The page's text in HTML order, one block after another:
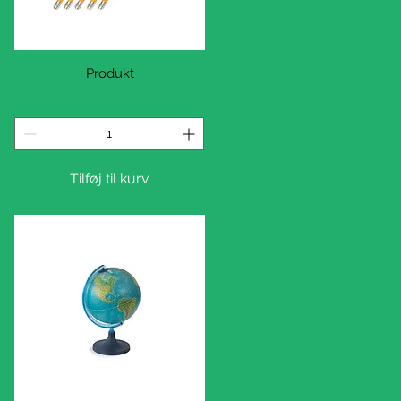
Hurtigvisning
Produkt
Tilføj til kurv